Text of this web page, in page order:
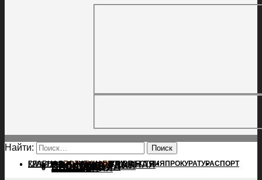
Найти:
ГЛАВНАЯПОЛИТИКАПРОИСШЕСТВИЯ ПРОКУРАТУРАСПОРТ
КУЛЬТУРАПОСЕЛЕНИЯГЛАВНАЯ
ПОЛИТИКА
ПРОИСШЕСТВИЯ
ПРОКУРАТУРА
СПОРТ
КУЛЬТУРА
ПОСЕЛЕНИЯ